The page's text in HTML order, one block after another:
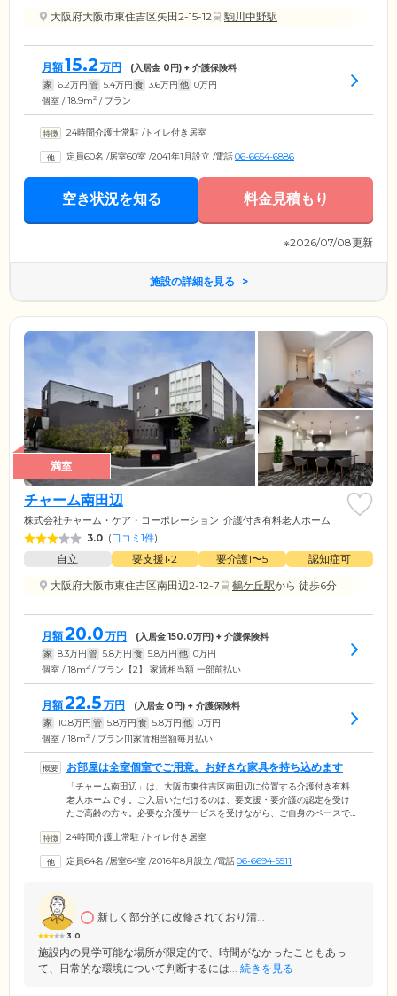
大阪府大阪市東住吉区矢田2-15-12
駒川中野駅
月額15.2 万円 (入居金 0円) + 介護保険料
家 6.2万円 管 5.4万円 食 3.6万円 他 0万円
個室 / 18.9m2 / プラン
24時間介護士常駐 /トイレ付き居室
定員60名 /居室60室 /2041年1月設立 /電話06-6654-6886
空き状況を知る 料金見積もり
※2026/07/08更新
施設の詳細を見る
満室
チャーム南田辺
株式会社チャーム・ケア・コーポレーション 介護付き有料老人ホーム
3.0 (口コミ1件)
自立 要支援1•2 要介護1〜5
認知症可
大阪府大阪市東住吉区南田辺2-12-7
鶴ケ丘駅から 徒歩6分
月額20.0 万円 (入居金150.0万円) + 介護保険料
家 8.3万円 管 5.8万円 食 5.8万円 他 0万円
個室 / 18m2 / プラン【2】 家賃相当額 一部前払い
月額22.5 万円 (入居金 0円) + 介護保険料
家 10.8万円 管 5.8万円 食 5.8万円 他 0万円
個室 / 18m2 / プラン[1]家賃相当額毎月払い
お部屋は全室個室でご用意。お好きな家具を持ち込めます
「チャーム南田辺」は、大阪市東住吉区南田辺に位置する介護付き有料
老人ホームです。ご入居いただけるのは、要支援・要介護の認定を受け
たご高齢の方々。必要な介護サービスを受けながら、ご自身のペースで
全室個室でご用意。プライバシーの保たれた空間で、おひとりの時間を
台、エアコンを完備。さらに、お部屋にはお好きな家具のお持ち込みが
24時間介護士常駐 /トイレ付き居室
定員64名 /居室64室 /2016年8月設立 /電話06-6694-5511
3.0
新しく部分的に改修されており清...
施設内の見学可能な場所が限定的で、時間がなかったこともあっ
て、日常的な環境について判断するには... 続きを見る